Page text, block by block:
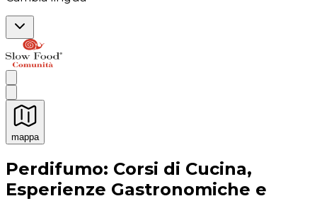
mappa
Esperienze culinarie indimenticabili: Esperienze
Perdifumo: Corsi di Cucina,
Esperienze Gastronomiche e